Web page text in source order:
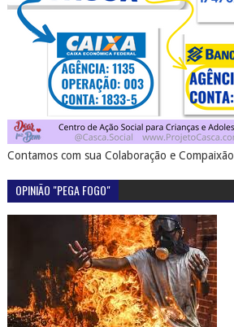
Contamos com sua Colaboração e Compaixão
OPINIÃO "PEGA FOGO"